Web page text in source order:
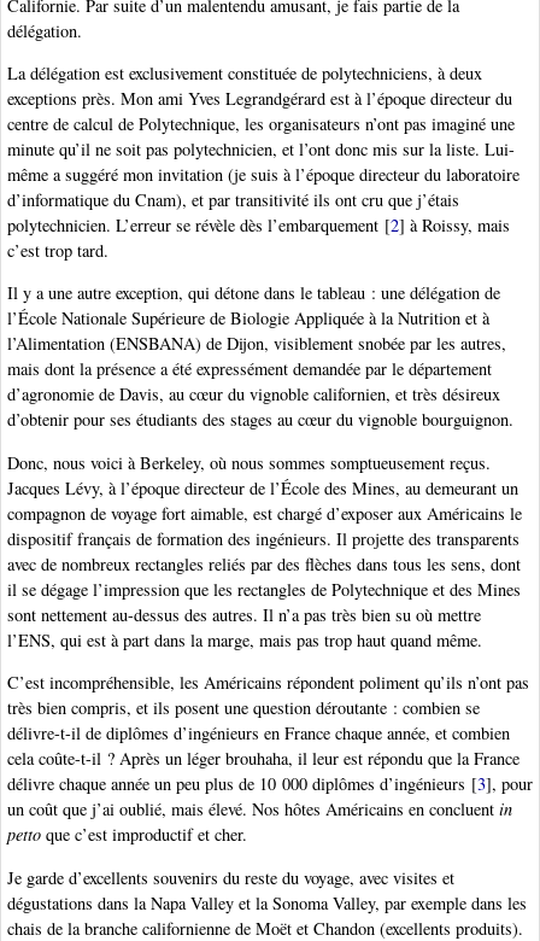
Californie. Par suite d’un malentendu amusant, je fais partie de la
délégation.
La délégation est exclusivement constituée de polytechniciens, à deux
exceptions près. Mon ami Yves Legrandgérard est à l’époque directeur du
centre de calcul de Polytechnique, les organisateurs n’ont pas imaginé une
minute qu’il ne soit pas polytechnicien, et l’ont donc mis sur la liste. Lui-
même a suggéré mon invitation (je suis à l’époque directeur du laboratoire
d’informatique du Cnam), et par transitivité ils ont cru que j’étais
polytechnicien. L’erreur se révèle dès l’embarquement [2] à Roissy, mais
c’est trop tard.
Il y a une autre exception, qui détone dans le tableau : une délégation de
l’École Nationale Supérieure de Biologie Appliquée à la Nutrition et à
l’Alimentation (ENSBANA) de Dijon, visiblement snobée par les autres,
mais dont la présence a été expressément demandée par le département
d’agronomie de Davis, au cœur du vignoble californien, et très désireux
d’obtenir pour ses étudiants des stages au cœur du vignoble bourguignon.
Donc, nous voici à Berkeley, où nous sommes somptueusement reçus.
Jacques Lévy, à l’époque directeur de l’École des Mines, au demeurant un
compagnon de voyage fort aimable, est chargé d’exposer aux Américains le
dispositif français de formation des ingénieurs. Il projette des transparents
avec de nombreux rectangles reliés par des flèches dans tous les sens, dont
il se dégage l’impression que les rectangles de Polytechnique et des Mines
sont nettement au-dessus des autres. Il n’a pas très bien su où mettre
l’ENS, qui est à part dans la marge, mais pas trop haut quand même.
C’est incompréhensible, les Américains répondent poliment qu’ils n’ont pas
très bien compris, et ils posent une question déroutante : combien se
délivre-t-il de diplômes d’ingénieurs en France chaque année, et combien
cela coûte-t-il ? Après un léger brouhaha, il leur est répondu que la France
délivre chaque année un peu plus de 10 000 diplômes d’ingénieurs [3], pour
un coût que j’ai oublié, mais élevé. Nos hôtes Américains en concluent in
petto que c’est improductif et cher.
Je garde d’excellents souvenirs du reste du voyage, avec visites et
dégustations dans la Napa Valley et la Sonoma Valley, par exemple dans les
chais de la branche californienne de Moët et Chandon (excellents produits).